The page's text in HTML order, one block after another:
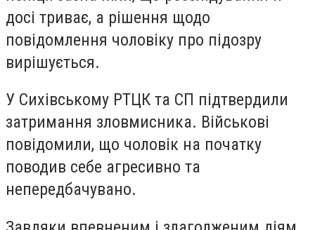
досі триває, а рішення щодо
повідомлення чоловіку про підозру
вирішується.
У Сихівському РТЦК та СП підтвердили
затримання зловмисника. Військові
повідомили, що чоловік на початку
поводив себе агресивно та
непередбачувано.